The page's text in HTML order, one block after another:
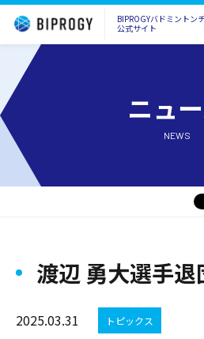
BIPROGYバドミントン
公式サイト
ニュ
NEWS
渡辺 勇大選手
2025.03.31 トピックス